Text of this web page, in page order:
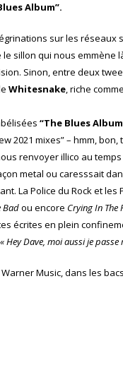
Album”.
sur les réseaux
sillon qui nous emmène
Sinon, entre deux
Whitesnake, riche
“The Blues
2021 mixes” – hmm,
renvoyer illico au
metal ou caresssait
La Police du Rock et
Badou encore Crying In The
écrites en plein
« Hey Dave, moi aussi je
Music, dans les